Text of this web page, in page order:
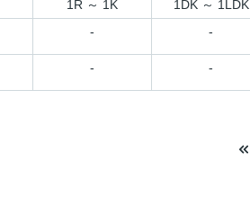
1R ～ 1K 1DK ～ 1LDK
- -
- -